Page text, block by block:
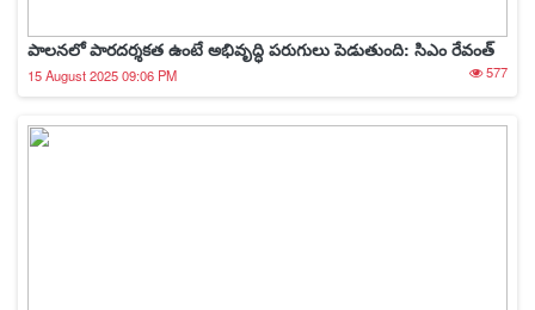
పాలనలో పారదర్శకత ఉంటే అభివృద్ధి పరుగులు పెడుతుంది: సిఎం రేవంత్
15 August 2025 09:06 PM 577